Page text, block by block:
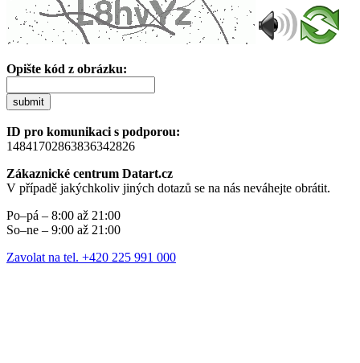
Opište kód z obrázku:
submit
ID pro komunikaci s podporou:
14841702863836342826
Zákaznické centrum Datart.cz
V případě jakýchkoliv jiných dotazů se na nás neváhejte obrátit.
Po–pá – 8:00 až 21:00
So–ne – 9:00 až 21:00
Zavolat na tel. +420 225 991 000